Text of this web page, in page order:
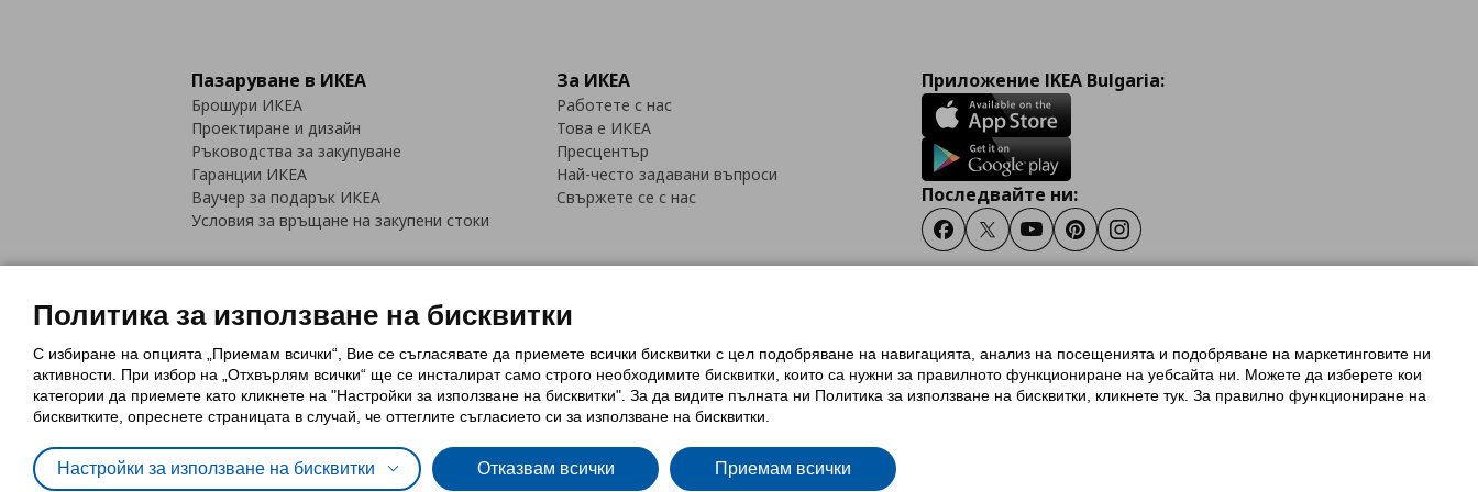
Пазаруване в ИКЕА
Брошури ИКЕА
Проектиране и дизайн
Ръководства за закупуване
Гаранции ИКЕА
Ваучер за подарък ИКЕА
Условия за връщане на закупени стоки
За ИКЕА
Работете с нас
Това е ИКЕА
Пресцентър
Най-често задавани въпроси
Свържете се с нас
Приложение IKEA Bulgaria:
Последвайте ни:
FacebookTwitterYoutubePinterestInstagram
Политика за използване на бисквитки (Cookies)Избор на настройки за използване на бисквиткиУсловия за ползване на ikea.bg
Обща политика за личните данни
Политика за защита на личните данни на ikea.bg
Общи условия на програма IKEA Family
Политика за защита на лични данни на програма IKEA Family
Политика за използване на бисквитки
С избиране на опцията „Приемам всички“, Вие се съгласявате да приемете всички бисквитки с цел подобряване на навигацията, анализ на посещенията и подобряване на маркетинговите ни
активности. При избор на „Отхвърлям всички“ ще се инсталират само строго необходимитe бисквитки, които са нужни за правилното функциониране на уебсайта ни. Можете да изберете кои
категории да приемете като кликнете на "Настройки за използване на бисквитки". За да видите пълната ни Политика за използване на бисквитки, кликнете тук. За правилно функциониране на
бисквитките, опреснете страницата в случай, че оттеглите съгласието си за използване на бисквитки.
Настройки за използване на бисквитки Отказвам всички Приемам всички